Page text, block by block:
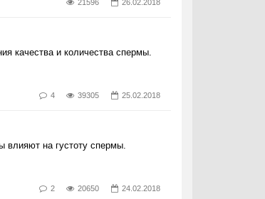
21596 26.02.2018
качества и количества спермы.
4 39305 25.02.2018
влияют на густоту спермы.
2 20650 24.02.2018